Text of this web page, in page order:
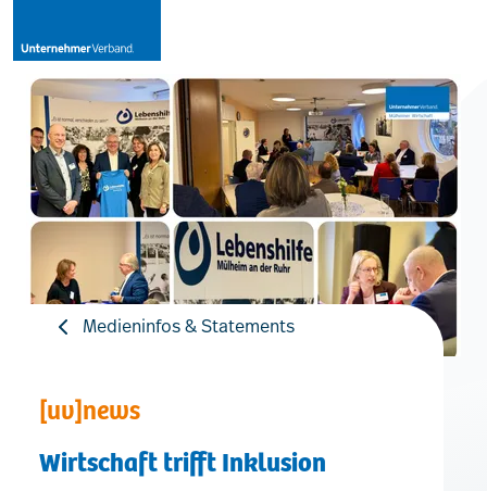
Leistungen
Mitglieder
[uv]campus | Seminare
Verband
Medieninfos & Statements
[uv]news
Wirtschaft trifft Inklusion